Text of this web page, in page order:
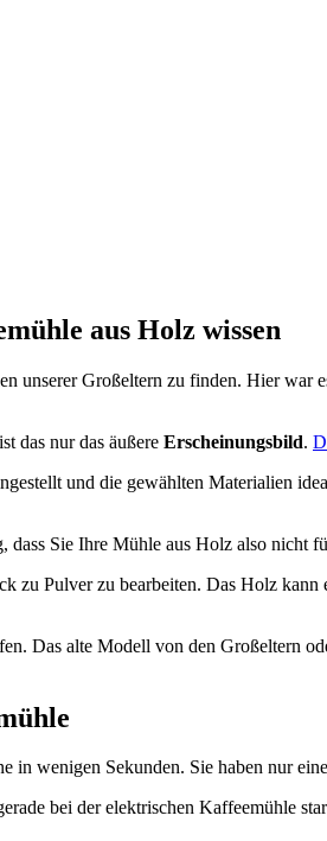
aus Holz wissen
unserer Großeltern zu finden. Hier war
das nur das äußere Erscheinungsbild.
und die gewählten Materialien
dass Sie Ihre Mühle aus Holz also nicht
zu Pulver zu bearbeiten. Das Holz
Das alte Modell von den Großeltern
in wenigen Sekunden. Sie haben nur
bei der elektrischen Kaffeemühle